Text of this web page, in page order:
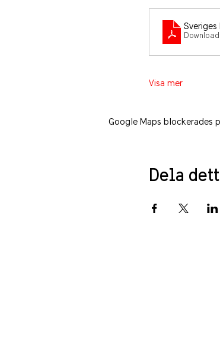
Download
Visa mer
Google Maps blockerades
Dela